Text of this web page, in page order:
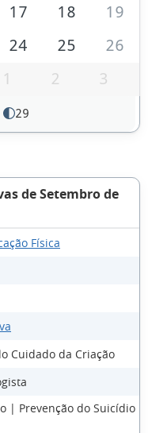
17 18
19
24 25
26
1 2 3
29
de Setembro de
Física
Cuidado da Criação
| Prevenção do Suicídio